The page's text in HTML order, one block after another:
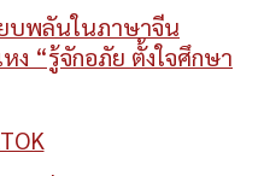
บพลันในภาษาจีน
“รู้จักอภัย ตั้งใจศึกษา